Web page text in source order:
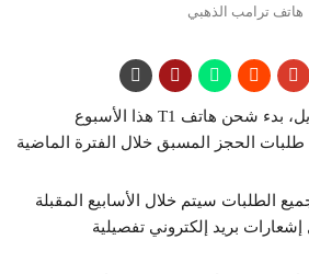
هاتف ترامب الذهبي
أعلنت شركة ترامب موبايل، بدء شحن هاتف T1 هذا الأسبوع
طلبات الحجز المسبق خلال الفترة الماضية
الطلبات سيتم خلال الأسابيع المقبلة
بريد إلكتروني تفصيلية